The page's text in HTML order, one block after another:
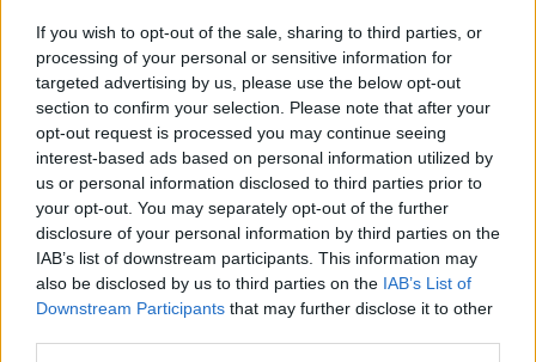
If you wish to opt-out of the sale, sharing to third parties, or
processing of your personal or sensitive information for
targeted advertising by us, please use the below opt-out
section to confirm your selection. Please note that after your
opt-out request is processed you may continue seeing
interest-based ads based on personal information utilized by
us or personal information disclosed to third parties prior to
your opt-out. You may separately opt-out of the further
disclosure of your personal information by third parties on the
IAB’s list of downstream participants. This information may
also be disclosed by us to third parties on the IAB’s List of
Downstream Participants that may further disclose it to other